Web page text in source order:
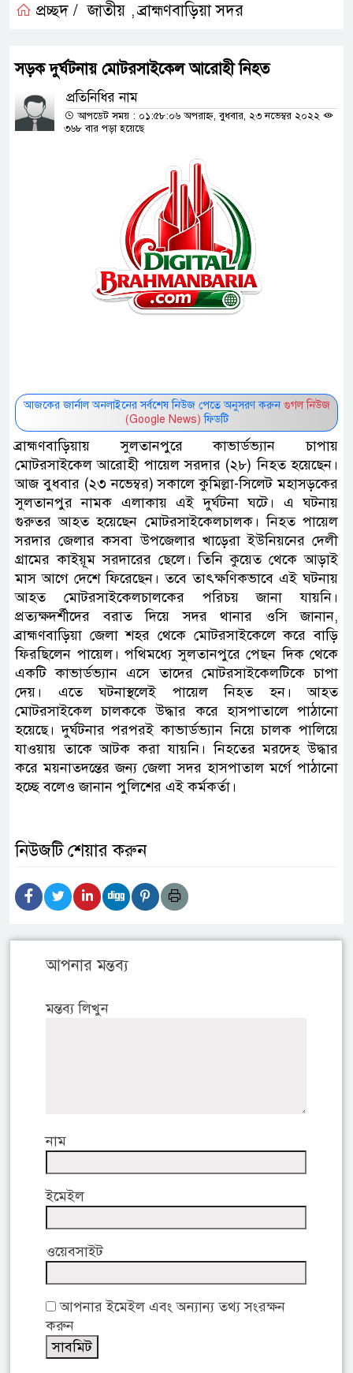
প্রচ্ছদ / জাতীয় ,ব্রাহ্মণবাড়িয়া সদর
সড়ক দুর্ঘটনায় মোটরসাইকেল আরোহী নিহত
প্রতিনিধির নাম
আপডেট সময় : ০১:৫৮:০৬ অপরাহ্ন, বুধবার, ২৩ নভেম্বর ২০২২
৩৬৮ বার পড়া হয়েছে
আজকের জার্নাল অনলাইনের সর্বশেষ নিউজ পেতে অনুসরণ করুন গুগল নিউজ
(Google News) ফিডটি
ব্রাহ্মণবাড়িয়ায় সুলতানপুরে কাভার্ডভ্যান চাপায়
মোটরসাইকেল আরোহী পায়েল সরদার (২৮) নিহত হয়েছেন।
আজ বুধবার (২৩ নভেম্বর) সকালে কুমিল্লা-সিলেট মহাসড়কের
সুলতানপুর নামক এলাকায় এই দুর্ঘটনা ঘটে। এ ঘটনায়
গুরুতর আহত হয়েছেন মোটরসাইকেলচালক। নিহত পায়েল
সরদার জেলার কসবা উপজেলার খাড়েরা ইউনিয়নের দেলী
গ্রামের কাইয়ূম সরদারের ছেলে। তিনি কুয়েত থেকে আড়াই
মাস আগে দেশে ফিরেছেন। তবে তাৎক্ষণিকভাবে এই ঘটনায়
আহত মোটরসাইকেলচালকের পরিচয় জানা যায়নি।
প্রত্যক্ষদর্শীদের বরাত দিয়ে সদর থানার ওসি জানান,
ব্রাহ্মণবাড়িয়া জেলা শহর থেকে মোটরসাইকেলে করে বাড়ি
ফিরছিলেন পায়েল। পথিমধ্যে সুলতানপুরে পেছন দিক থেকে
একটি কাভার্ডভ্যান এসে তাদের মোটরসাইকেলটিকে চাপা
দেয়। এতে ঘটনাস্থলেই পায়েল নিহত হন। আহত
মোটরসাইকেল চালককে উদ্ধার করে হাসপাতালে পাঠানো
হয়েছে। দুর্ঘটনার পরপরই কাভার্ডভ্যান নিয়ে চালক পালিয়ে
যাওয়ায় তাকে আটক করা যায়নি। নিহতের মরদেহ উদ্ধার
করে ময়নাতদন্তের জন্য জেলা সদর হাসপাতাল মর্গে পাঠানো
হচ্ছে বলেও জানান পুলিশের এই কর্মকর্তা।
নিউজটি শেয়ার করুন
আপনার মন্তব্য
মন্তব্য লিখুন
নাম
ইমেইল
ওয়েবসাইট
আপনার ইমেইল এবং অন্যান্য তথ্য সংরক্ষন
করুন